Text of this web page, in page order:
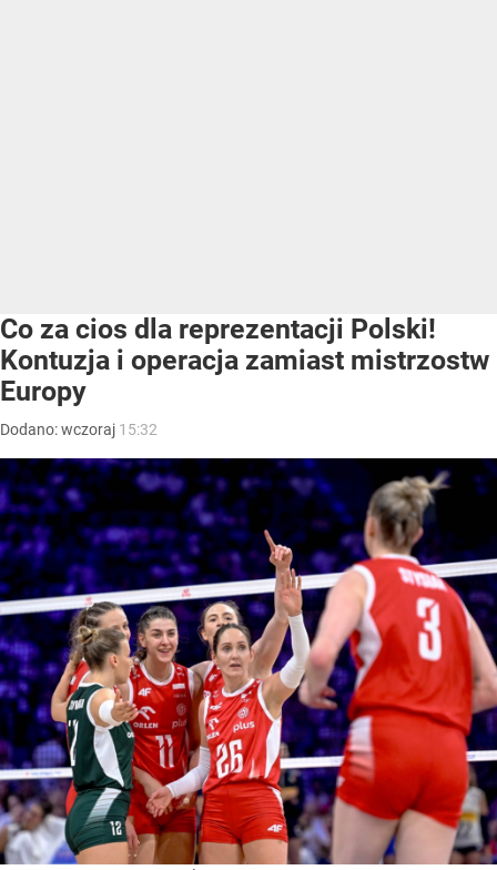
Co za cios dla reprezentacji Polski!
Kontuzja i operacja zamiast mistrzostw
Europy
Dodano:wczoraj 15:32